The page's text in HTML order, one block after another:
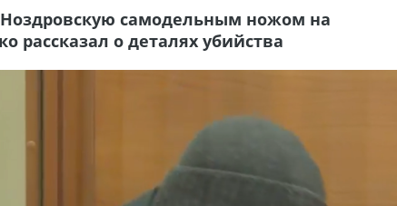
самодельным ножом на
рассказал о деталях убийства